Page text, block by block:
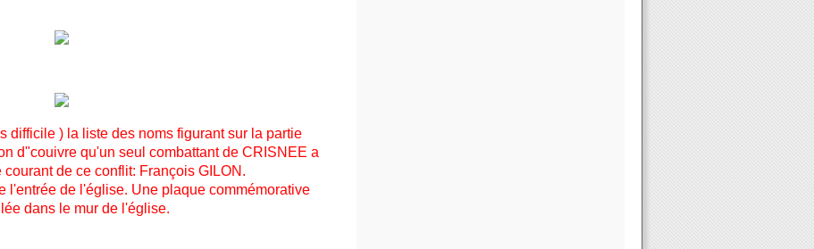
difficile ) la liste des noms figurant sur la partie
d"couivre qu'un seul combattant de CRISNEE a
de ce conflit: François GILON.
l'entrée de l'église. Une plaque commémorative
dans le mur de l'église.